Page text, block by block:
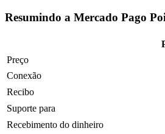
Resumindo a Mercado Pago
Preço
Conexão
Recibo
Suporte para
Recebimento do dinheiro